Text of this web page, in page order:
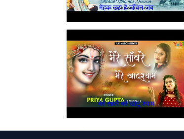
मेहक उठा है जीवन जब
मेरे सांवरे मेरे खाटू श्याम